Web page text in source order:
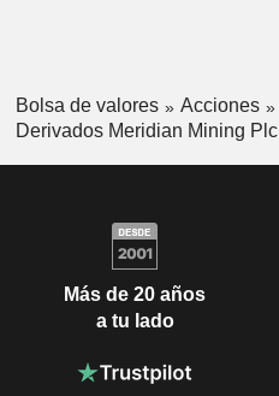
Bolsa de valores Acciones
Derivados Meridian Mining Plc
Más de 20 años
a tu lado